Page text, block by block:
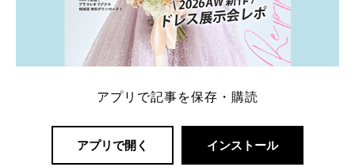
アプリで記事を保存・購読
アプリで開く インストール